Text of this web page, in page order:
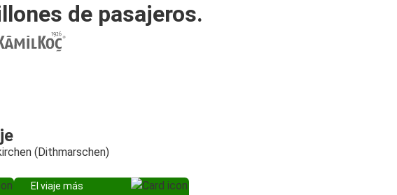
de pasajeros.
(Dithmarschen)
El viaje más